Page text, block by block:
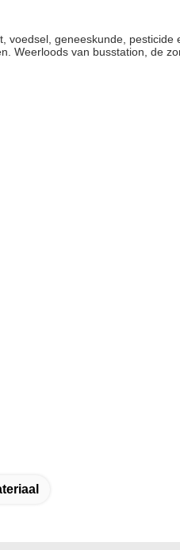
geneeskunde,
Weerloods van busstation, de